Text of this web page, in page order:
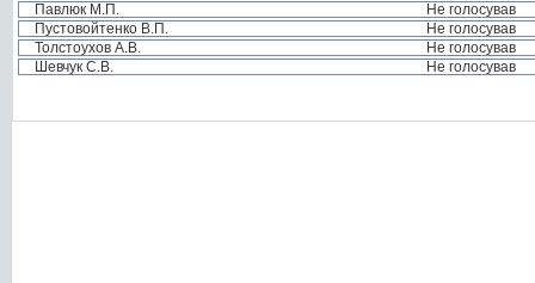
Павлюк М.П.
Не голосував
Пустовойтенко В.П.
Не голосував
Толстоухов А.В.
Не голосував
Шевчук С.В.
Не голосував